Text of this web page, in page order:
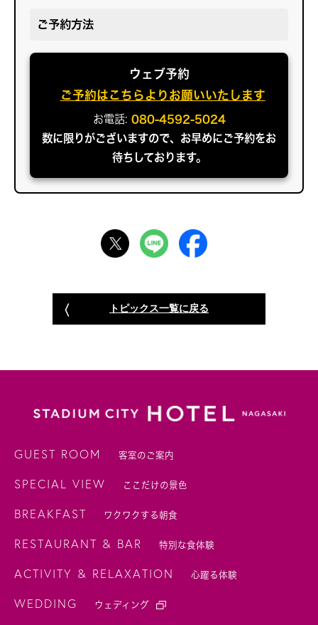
ご予約方法
ウェブ予約
ご予約はこちらよりお願いいたします
お電話: 080-4592-5024
数に限りがございますので、お早めにご予約をお
待ちしております。
トピックス一覧に戻る
GUEST ROOM 客室のご案内
SPECIAL VIEW ここだけの景色
BREAKFAST ワクワクする朝食
RESTAURANT & BAR 特別な食体験
ACTIVITY & RELAXATION 心躍る体験
WEDDING ウェディング